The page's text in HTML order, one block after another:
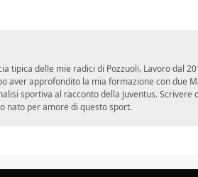
tipica delle mie radici di Pozzuoli. Lavoro dal
aver approfondito la mia formazione con due
sportiva al racconto della Juventus. Scrivere
nato per amore di questo sport.